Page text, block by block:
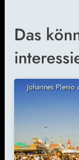
Das
Johannes Plenio